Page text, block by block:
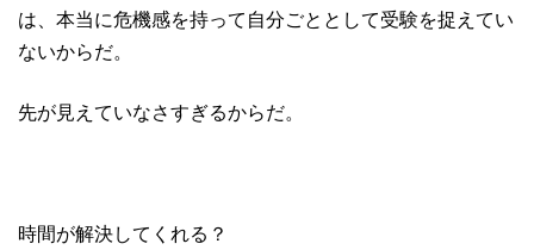
は、本当に危機感を持って自分ごととして受験を捉えてい
ないからだ。
先が見えていなさすぎるからだ。
時間が解決してくれる？